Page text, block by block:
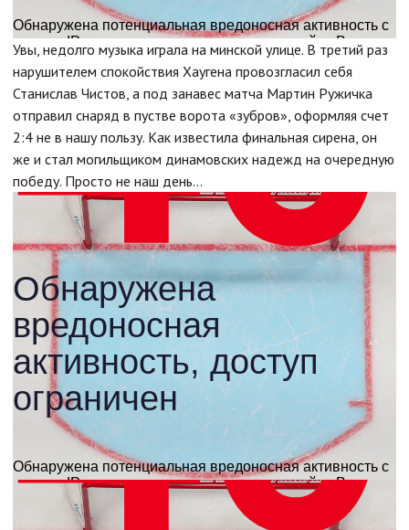
Увы, недолго музыка играла на минской улице. В третий раз
нарушителем спокойствия Хаугена провозгласил себя
Станислав Чистов, а под занавес матча Мартин Ружичка
отправил снаряд в пустве ворота «зубров», оформляя счет
2:4 не в нашу пользу. Как известила финальная сирена, он
же и стал могильщиком динамовских надежд на очередную
победу. Просто не наш день…